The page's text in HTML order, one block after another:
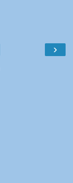
›